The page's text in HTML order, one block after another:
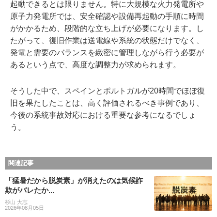
起動できるとは限りません。特に大規模な火力発電所や
原子力発電所では、安全確認や設備再起動の手順に時間
がかかるため、段階的な立ち上げが必要になります。し
たがって、復旧作業は送電線や系統の状態だけでなく、
発電と需要のバランスを緻密に管理しながら行う必要が
あるという点で、高度な調整力が求められます。
そうした中で、スペインとポルトガルが20時間でほぼ復
旧を果たしたことは、高く評価されるべき事例であり、
今後の系統事故対応における重要な参考になるでしょ
う。
関連記事
「猛暑だから脱炭素」が消えたのは気候詐
欺がバレたか...
杉山 大志
2026年08月05日